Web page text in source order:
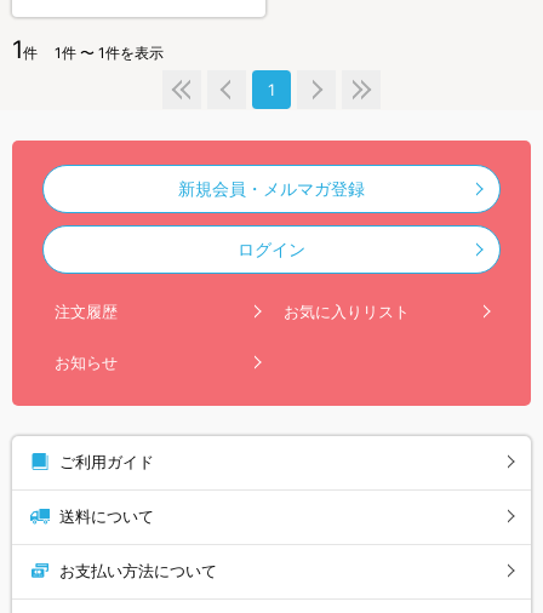
1件 1件 〜 1件を表示
1
新規会員・メルマガ登録
ログイン
注文履歴 お気に入りリスト
お知らせ
ご利用ガイド
送料について
お支払い方法について